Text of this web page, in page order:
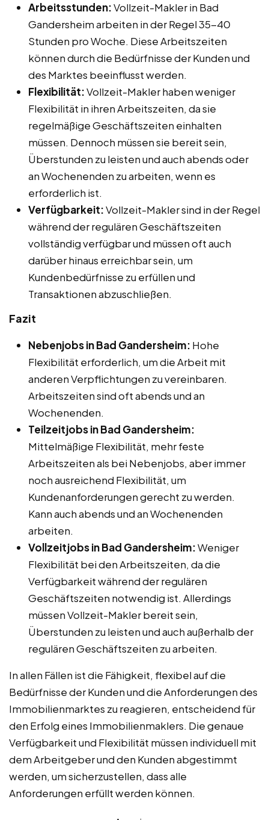
Arbeitsstunden:Vollzeit-Makler in Bad
Gandersheim arbeiten in der Regel 35-40
Stunden pro Woche. Diese Arbeitszeiten
können durch die Bedürfnisse der Kunden und
des Marktes beeinflusst werden.
Flexibilität:Vollzeit-Makler haben weniger
Flexibilität in ihren Arbeitszeiten, da sie
regelmäßige Geschäftszeiten einhalten
müssen. Dennoch müssen sie bereit sein,
Überstunden zu leisten und auch abends oder
an Wochenenden zu arbeiten, wenn es
erforderlich ist.
Verfügbarkeit:Vollzeit-Makler sind in der Regel
während der regulären Geschäftszeiten
vollständig verfügbar und müssen oft auch
darüber hinaus erreichbar sein, um
Kundenbedürfnisse zu erfüllen und
Transaktionen abzuschließen.
Fazit
Nebenjobs in Bad Gandersheim: Hohe
Flexibilität erforderlich, um die Arbeit mit
anderen Verpflichtungen zu vereinbaren.
Arbeitszeiten sind oft abends und an
Wochenenden.
Teilzeitjobs in Bad Gandersheim:
Mittelmäßige Flexibilität, mehr feste
Arbeitszeiten als bei Nebenjobs, aber immer
noch ausreichend Flexibilität, um
Kundenanforderungen gerecht zu werden.
Kann auch abends und an Wochenenden
arbeiten.
Vollzeitjobs in Bad Gandersheim:Weniger
Flexibilität bei den Arbeitszeiten, da die
Verfügbarkeit während der regulären
Geschäftszeiten notwendig ist. Allerdings
müssen Vollzeit-Makler bereit sein,
Überstunden zu leisten und auch außerhalb der
regulären Geschäftszeiten zu arbeiten.
In allen Fällen ist die Fähigkeit, flexibel auf die
Bedürfnisse der Kunden und die Anforderungen des
Immobilienmarktes zu reagieren, entscheidend für
den Erfolg eines Immobilienmaklers. Die genaue
Verfügbarkeit und Flexibilität müssen individuell mit
dem Arbeitgeber und den Kunden abgestimmt
werden, um sicherzustellen, dass alle
Anforderungen erfüllt werden können.